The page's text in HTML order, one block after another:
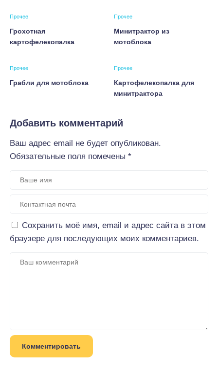
Прочее
Грохотная
картофелекопалка
Прочее
Минитрактор из
мотоблока
Прочее
Грабли для мотоблока
Прочее
Картофелекопалка для
минитрактора
Добавить комментарий
Ваш адрес email не будет опубликован.
Обязательные поля помечены *
Сохранить моё имя, email и адрес сайта в этом
браузере для последующих моих комментариев.